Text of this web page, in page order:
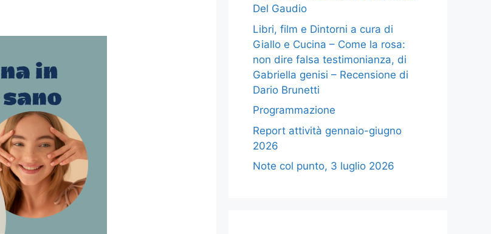
Del Gaudio
Libri, film e Dintorni a cura di
Giallo e Cucina – Come la rosa:
non dire falsa testimonianza, di
Gabriella genisi – Recensione di
Dario Brunetti
Programmazione
Report attività gennaio-giugno
2026
Note col punto, 3 luglio 2026